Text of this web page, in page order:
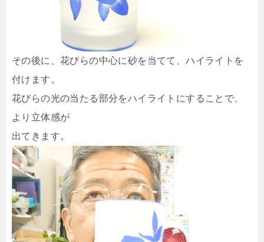
その後に、花びらの中心に砂を当てて、ハイライトを
付けます。
花びらの光の当たる部分をハイライトにすることで、
より立体感が
出てきます。